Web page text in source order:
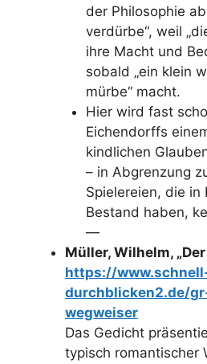
der Philosophie
verdürbe“, weil
ihre Macht und
sobald „ein klein
mürbe“ macht.
Hier wird fast
Eichendorffs
kindlichen
– in Abgrenzung
Spielereien, die in
Bestand haben,
—
Müller, Wilhelm,
https://
durchblicken2.de/
wegweiser
Das Gedicht
typisch romantischer